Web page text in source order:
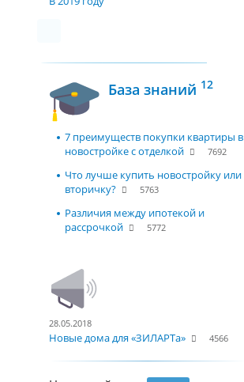
База знаний 12
7 преимуществ покупки квартиры в
новостройке с отделкой
7692
Что лучше купить новостройку или
вторичку?
5763
Различия между ипотекой и
рассрочкой
5772
28.05.2018
Новые дома для «ЗИЛАРТа» 4566